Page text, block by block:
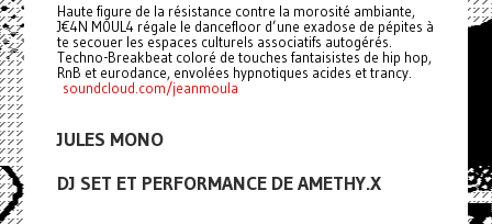
Haute figure de la résistance contre la morosité ambiante,
J€4N M0UL4 régale le dancefloor d’une exadose de pépites à
te secouer les espaces culturels associatifs autogérés.
Techno-Breakbeat coloré de touches fantaisistes de hip hop,
RnB et eurodance, envolées hypnotiques acides et trancy.
soundcloud.com/jeanmoula
JULES MONO
DJ SET ET PERFORMANCE DE AMETHY.X